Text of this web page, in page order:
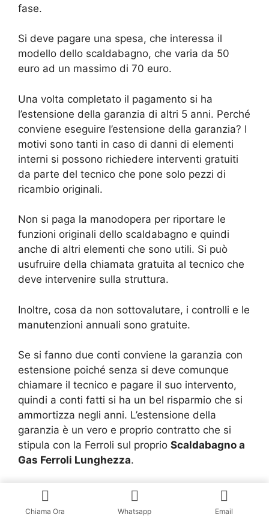
fase.
Si deve pagare una spesa, che interessa il
modello dello scaldabagno, che varia da 50
euro ad un massimo di 70 euro.
Una volta completato il pagamento si ha
l’estensione della garanzia di altri 5 anni. Perché
conviene eseguire l’estensione della garanzia? I
motivi sono tanti in caso di danni di elementi
interni si possono richiedere interventi gratuiti
da parte del tecnico che pone solo pezzi di
ricambio originali.
Non si paga la manodopera per riportare le
funzioni originali dello scaldabagno e quindi
anche di altri elementi che sono utili. Si può
usufruire della chiamata gratuita al tecnico che
deve intervenire sulla struttura.
Inoltre, cosa da non sottovalutare, i controlli e le
manutenzioni annuali sono gratuite.
Se si fanno due conti conviene la garanzia con
estensione poiché senza si deve comunque
chiamare il tecnico e pagare il suo intervento,
quindi a conti fatti si ha un bel risparmio che si
ammortizza negli anni. L’estensione della
garanzia è un vero e proprio contratto che si
stipula con la Ferroli sul proprio Scaldabagno a
Gas Ferroli Lunghezza.
Questo conferma la professionalità di questo
marchio e della cura verso i propri clienti che
Chiama Ora Whatsapp Email